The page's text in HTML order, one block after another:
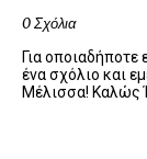
0 Σχόλια
Για
ένα σχόλιο και
Μέλισσα! Καλώς